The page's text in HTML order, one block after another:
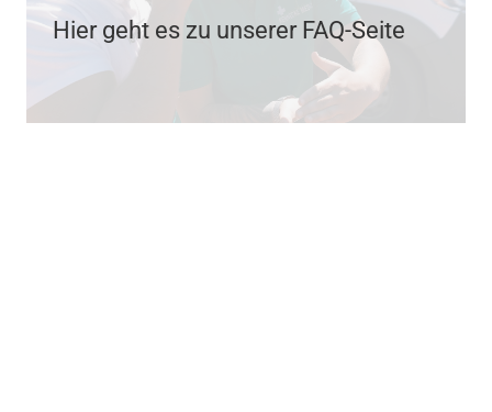
Hier geht es zu unserer FAQ-Seite